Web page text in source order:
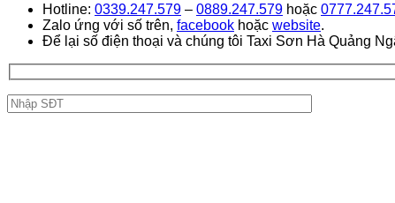
Hotline: 0339.247.579 – 0889.247.579 hoặc
Zalo ứng với số trên, facebook hoặc website.
Để lại số điện thoại và chúng tôi Taxi Sơn Hà Quảng